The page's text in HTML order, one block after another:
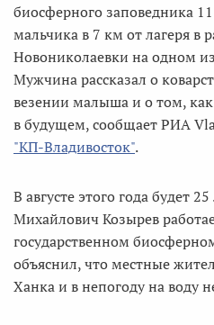
биосферного заповедника
мальчика в 7 км от лагеря в
Новониколаевки на одном
Мужчина рассказал о
везении малыша и о том,
в будущем, сообщает РИА
"КП-Владивосток".
В августе этого года будет
Михайлович Козырев
государственном
объяснил, что местные
Ханка и в непогоду на воду